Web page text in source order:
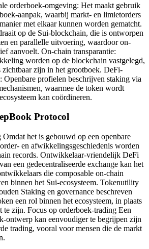
orderboek-omgeving: Het maakt gebruik
aanpak, waarbij markt- en limietorders
met elkaar kunnen worden gematcht.
op de Sui-blockchain, die is ontworpen
en parallelle uitvoering, waardoor on-
aanvoelt. On-chain transparantie:
worden op de blockchain vastgelegd,
zichtbaar zijn in het grootboek. DeFi-
profielen beschrijven staking via
waarmee de token wordt
kan coördineren.
Protocol
het is gebouwd op een openbare
en afwikkelingsgeschiedenis worden
records. Ontwikkelaar-vriendelijk DeFi
een gedecentraliseerde exchange kan het
die composable on-chain
binnen het Sui-ecosysteem. Tokenutility
Staking en governance beschreven
een rol binnen het ecosysteem, in plaats
te zijn. Focus op orderboek-trading Een
ontwerp kan eenvoudiger te begrijpen zijn
trading, vooral voor mensen die de markt